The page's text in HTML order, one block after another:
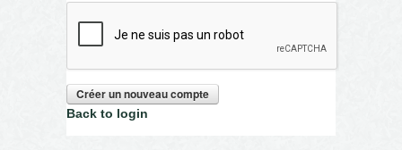
Back to login